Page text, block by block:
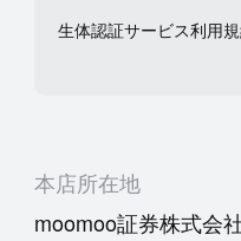
生体認証サービス利用
本店所在地
moomoo証券株式会